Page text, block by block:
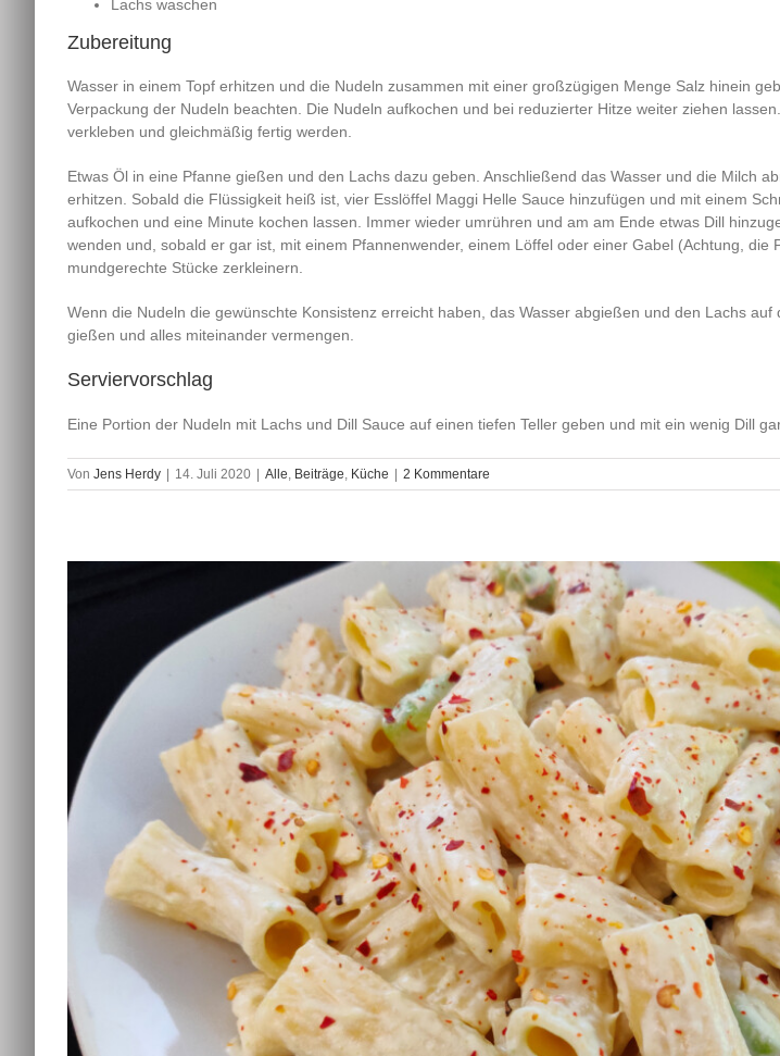
Lachs waschen
Zubereitung
Wasser in einem Topf erhitzen und die Nudeln zusammen mit einer großzügigen Menge Salz hinein
Verpackung der Nudeln beachten. Die Nudeln aufkochen und bei reduzierter Hitze weiter ziehen
verkleben und gleichmäßig fertig werden.
Etwas Öl in eine Pfanne gießen und den Lachs dazu geben. Anschließend das Wasser und die Milch
erhitzen. Sobald die Flüssigkeit heiß ist, vier Esslöffel Maggi Helle Sauce hinzufügen und mit einem
aufkochen und eine Minute kochen lassen. Immer wieder umrühren und am am Ende etwas Dill
wenden und, sobald er gar ist, mit einem Pfannenwender, einem Löffel oder einer Gabel (Achtung, die
mundgerechte Stücke zerkleinern.
Wenn die Nudeln die gewünschte Konsistenz erreicht haben, das Wasser abgießen und den Lachs
gießen und alles miteinander vermengen.
Serviervorschlag
Eine Portion der Nudeln mit Lachs und Dill Sauce auf einen tiefen Teller geben und mit ein wenig Dill
Von Jens Herdy 14. Juli 2020 Alle, Beiträge, Küche 2 Kommentare